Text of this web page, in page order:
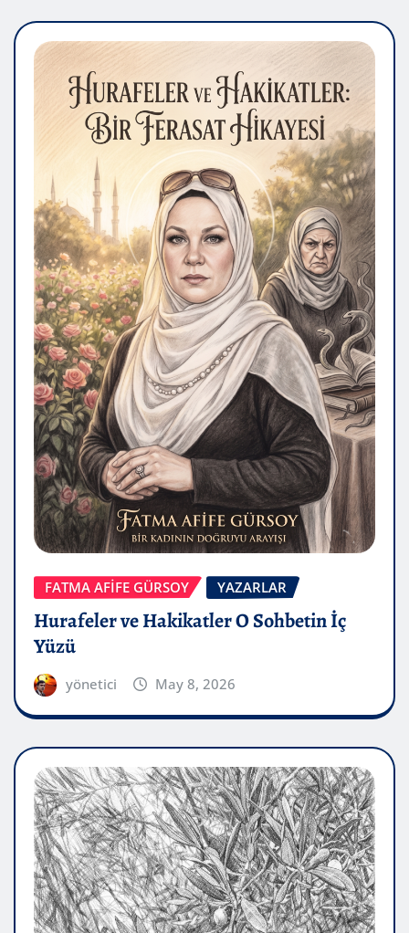
FATMA AFİFE GÜRSOY YAZARLAR
Hurafeler ve Hakikatler O Sohbetin İç
Yüzü
yönetici May 8, 2026